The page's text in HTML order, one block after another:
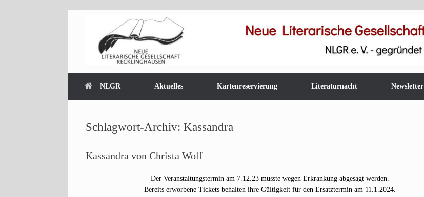
NLGR Aktuelles Kartenreservierung Literaturnacht Newsletter
Schlagwort-Archiv: Kassandra
Kassandra von Christa Wolf
Der Ver­an­stal­tungs­ter­min am 7.12.23 muss­te wegen Erkran­kung abge­sagt werden.
Bereits erwor­be­ne Tickets behal­ten ihre Gül­tig­keit für den Ersatz­ter­min am 11.1.2024.